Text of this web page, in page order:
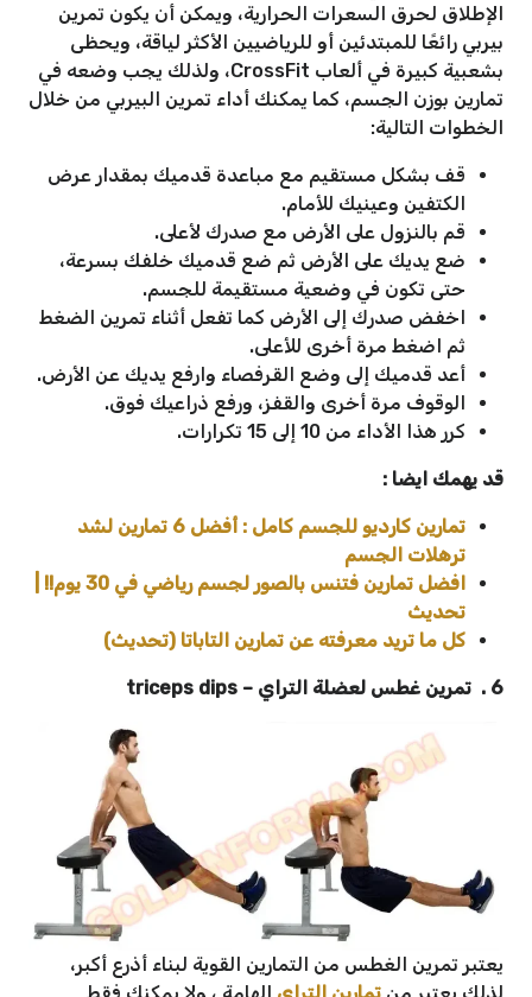
الإطلاق لحرق السعرات الحرارية، ويمكن أن يكون تمرين
بيربي رائعًا للمبتدئين أو للرياضيين الأكثر لياقة، ويحظى
بشعبية كبيرة في ألعاب CrossFit، ولذلك يجب وضعه في
تمارين بوزن الجسم، كما يمكنك أداء تمرين البيربي من خلال
الخطوات التالية:
قف بشكل مستقيم مع مباعدة قدميك بمقدار عرض
الكتفين وعينيك للأمام.
قم بالنزول على الأرض مع صدرك لأعلى.
ضع يديك على الأرض ثم ضع قدميك خلفك بسرعة،
حتى تكون في وضعية مستقيمة للجسم.
اخفض صدرك إلى الأرض كما تفعل أثناء تمرين الضغط
ثم اضغط مرة أخرى للأعلى.
أعد قدميك إلى وضع القرفصاء وارفع يديك عن الأرض.
الوقوف مرة أخرى والقفز، ورفع ذراعيك فوق.
كرر هذا الأداء من 10 إلى 15 تكرارات.
قد يهمك ايضا :
تمارين كارديو للجسم كامل : أفضل 6 تمارين لشد
ترهلات الجسم
افضل تمارين فتنس بالصور لجسم رياضي في 30 يوم!! |
تحديث
كل ما تريد معرفته عن تمارين التاباتا (تحديث)
6 . تمرين غطس لعضلة التراي – triceps dips
يعتبر تمرين الغطس من التمارين القوية لبناء أذرع أكبر،